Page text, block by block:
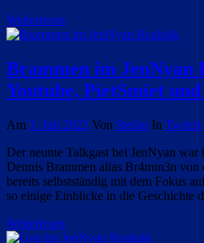
Weiterlesen
Brammen im JenNyan
Youtube, PietSmiet
Am 3. Juli 2022 Von Stefan In Twitch
Der neunte Talkgast bei JenNyan war
Dennis Brammen alias Br4mm3n von
bereits selbstständig mit dem Fokus
so einige Einblicke in die Geschichte
Weiterlesen